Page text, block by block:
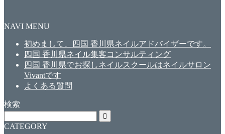
NAVI MENU
初めまして、四国 香川県ネイルアドバイザーです。
四国 香川県ネイル集客コンサルティング
四国 香川県でお探しネイルスクールはネイルサロン
Vivantです
よくある質問
検索
CATEGORY